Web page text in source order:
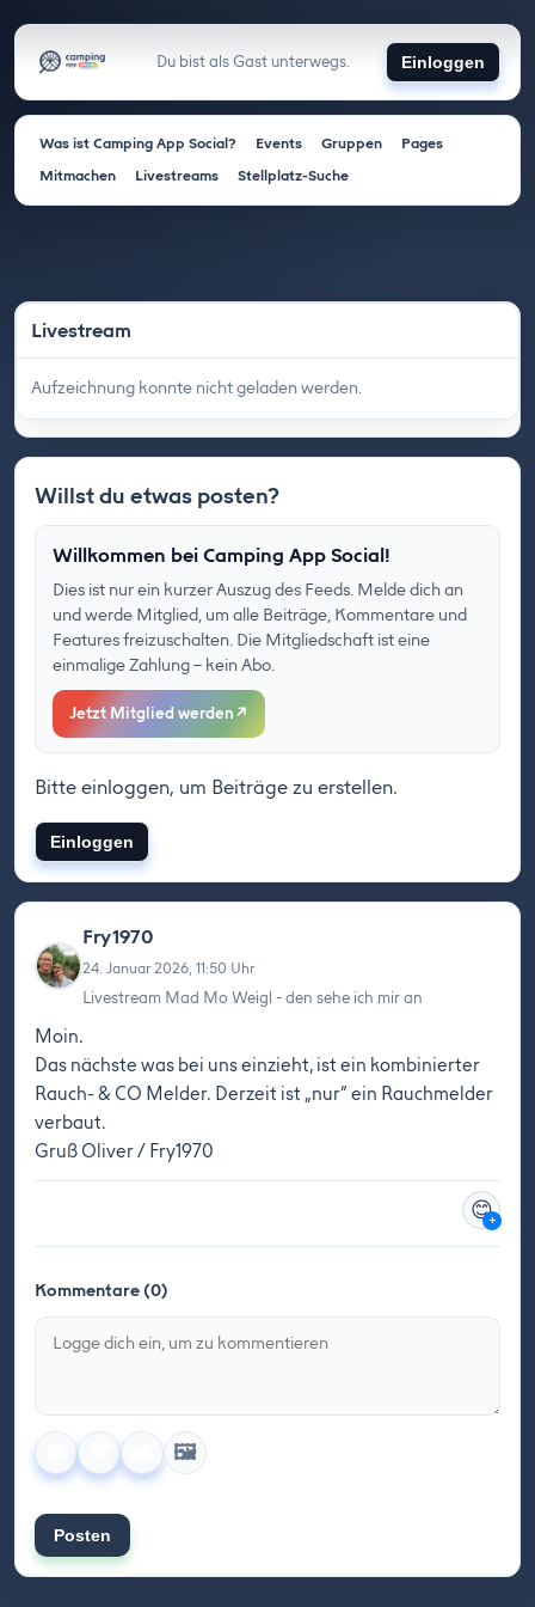
Du bist als Gast unterwegs. Einloggen
Was ist Camping App Social? Events Gruppen
Pages
Mitmachen
Livestreams Stellplatz-Suche
Livestream
Aufzeichnung konnte nicht geladen werden.
Willst du etwas posten?
Willkommen bei Camping App Social!
Dies ist nur ein kurzer Auszug des Feeds. Melde dich an
und werde Mitglied, um alle Beiträge, Kommentare und
Features freizuschalten. Die Mitgliedschaft ist eine
einmalige Zahlung – kein Abo.
Jetzt Mitglied werden ↗
Bitte einloggen, um Beiträge zu erstellen.
Einloggen
Fry1970
24. Januar 2026, 11:50 Uhr
Livestream Mad Mo Weigl - den sehe ich mir an
Moin.
Das nächste was bei uns einzieht, ist ein kombinierter
Rauch- & CO Melder. Derzeit ist „nur“ ein Rauchmelder
verbaut.
Gruß Oliver / Fry1970
😊+
Kommentare (0)
🖼️
Posten